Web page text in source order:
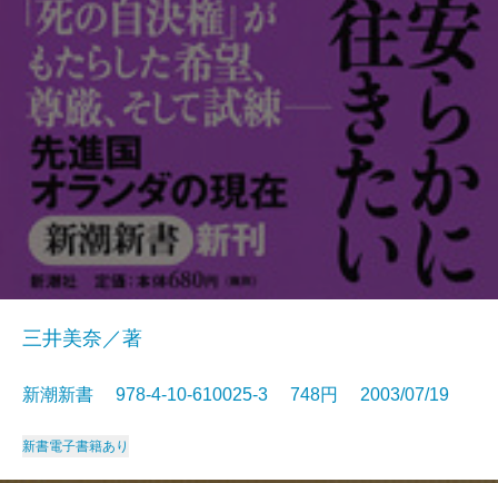
三井美奈／著
新潮新書 978-4-10-610025-3 748円 2003/07/19
新書電子書籍あり